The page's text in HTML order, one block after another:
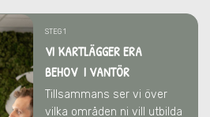
STEG 1
VI KARTLÄGGER ERA
BEHOV I VANTÖR
Tillsammans ser vi över
vilka områden ni vill utbilda